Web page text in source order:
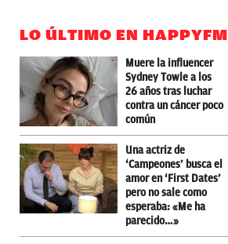
LO ÚLTIMO EN HAPPYFM
Muere la influencer
Sydney Towle a los
26 años tras luchar
contra un cáncer poco
común
Una actriz de
‘Campeones’ busca el
amor en ‘First Dates’
pero no sale como
esperaba: «Me ha
parecido…»